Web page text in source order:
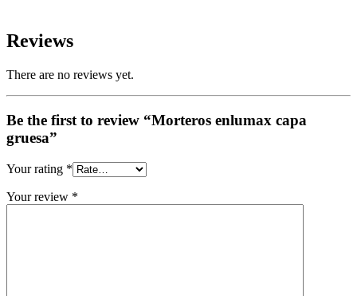
Reviews
There are no reviews yet.
Be the first to review “Morteros enlumax capa
gruesa”
Your rating *
Your review *